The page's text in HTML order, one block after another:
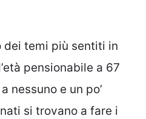
dei temi più sentiti in
pensionabile a 67
nessuno e un po’
si trovano a fare i